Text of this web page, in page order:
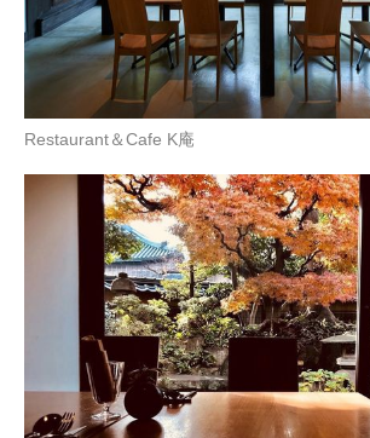
Restaurant＆Cafe K庵